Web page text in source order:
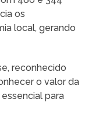
os
local, gerando
reconhecido
o valor da
para